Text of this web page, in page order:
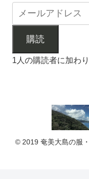
購読
1人の購読者に加わ
© 2019 奄美大島の服